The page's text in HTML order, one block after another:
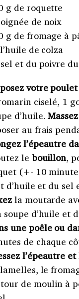
g de roquette
de noix
g de fromage à
de colza
et du poivre
votre
ciselé, 1
d’huile.
au frais
l’épeautre
le bouillon,
(+- 10
d’huile et du sel
la moutarde
soupe d’huile et
une poêle ou
de chaque
l’épeautre
le
de moulin à